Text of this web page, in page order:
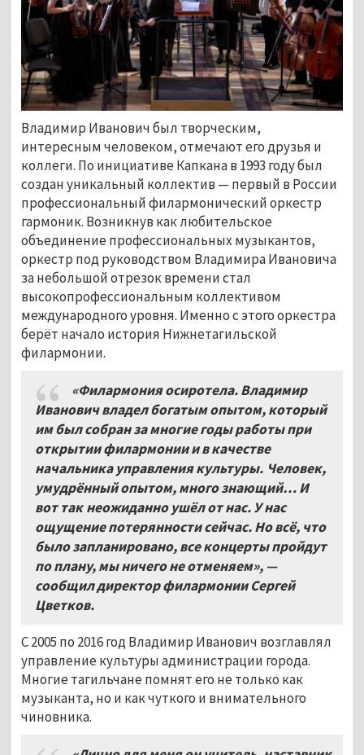
Владимир Иванович был творческим,
интересным человеком, отмечают его друзья и
коллеги. По инициативе Капкана в 1993 году был
создан уникальный коллектив — первый в России
профессиональный филармонический оркестр
гармоник. Возникнув как любительское
объединение профессиональных музыкантов,
оркестр под руководством Владимира Ивановича
за небольшой отрезок времени стал
высокопрофессиональным коллективом
международного уровня. Именно с этого оркестра
берёт начало история Нижнетагильской
филармонии.
«Филармония осиротела. Владимир
Иванович владел богатым опытом, который
им был собран за многие годы работы при
открытии филармонии и в качестве
начальника управления культуры. Человек,
умудрённый опытом, много знающий… И
вот так неожиданно ушёл от нас. У нас
ощущение потерянности сейчас. Но всё, что
было запланировано, все концерты пройдут
по плану, мы ничего не отменяем», —
сообщил директор филармонии Сергей
Цветков.
С 2005 по 2016 год Владимир Иванович возглавлял
управление культуры администрации города.
Многие тагильчане помнят его не только как
музыканта, но и как чуткого и внимательного
чиновника.